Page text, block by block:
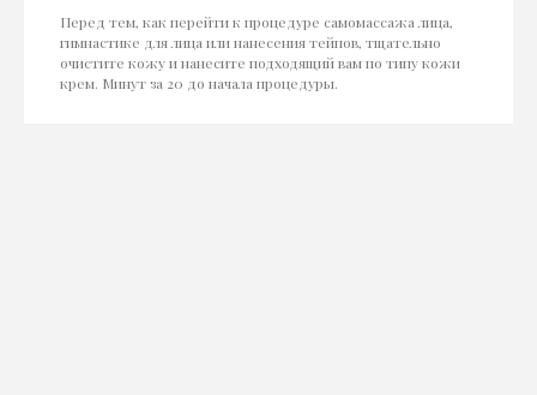
Перед тем, как перейти к процедуре самомассажа лица,
гимнастике для лица или нанесения тейпов, тщательно
очистите кожу и нанесите подходящий вам по типу кожи
крем. Минут за 20 до начала процедуры.